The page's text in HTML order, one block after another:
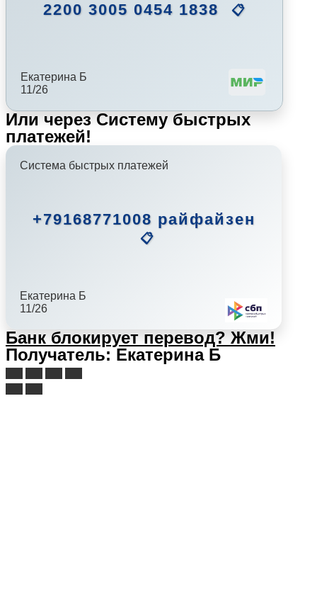
2200 3005 0454 1838 📋
Екатерина Б
11/26
Или через Систему быстрых
платежей!
Система быстрых платежей
+79168771008 райфайзен
📋
Екатерина Б
11/26
Банк блокирует перевод? Жми!
Получатель: Екатерина Б